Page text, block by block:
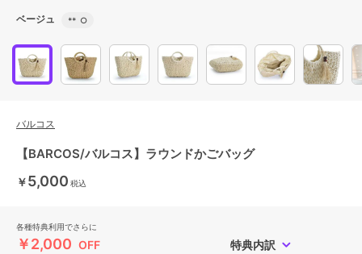
ベージュ ** ○
バルコス
【BARCOS/バルコス】ラウンドかごバッグ
￥5,000 税込
各種特典利用でさらに
￥2,000 OFF 特典内訳